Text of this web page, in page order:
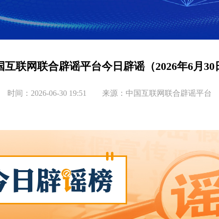
互联网联合辟谣平台今日辟谣（2026年6月30
时间：2026-06-30 19:51 来源：中国互联网联合辟谣平台